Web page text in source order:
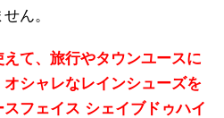
ん。
て、旅行やタウンユースに
シャレなレインシューズを
フェイス シェイブドゥハイ